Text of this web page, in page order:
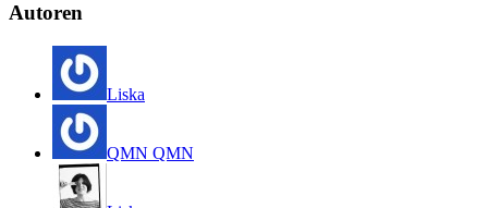
Autoren
Liska
QMN QMN